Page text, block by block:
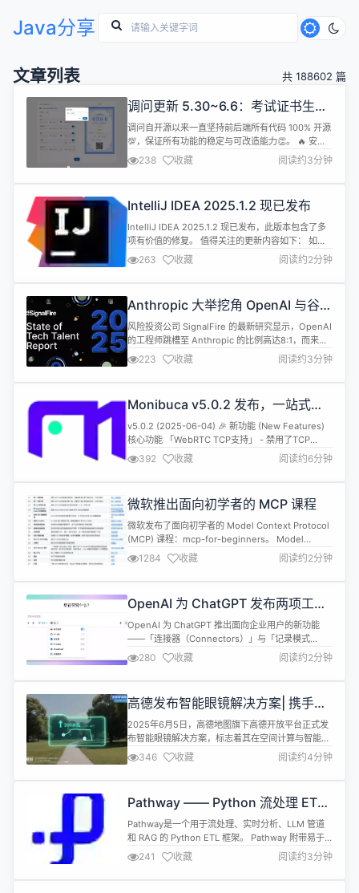
Java分享
文章列表 共 188602 篇
调问更新 5.30~6.6：考试证书生成
+2 项功能新增+6 项功能优化+11
项 BugFix
调问自开源以来一直坚持前后端所有代码 100% 开源
💯，保证所有功能的稳定与可改造能力👏。 🔥 安装
下载地址（安装包）：
https://www.diaowen.net/install/docker 🔥 源码
下载地址：
加了一项实用功能。在考试场景中，考试结束会需要
证书或考试...
238 收藏 阅读约3分钟
IntelliJ IDEA 2025.1.2 现已发布
IntelliJ IDEA 2025.1.2 现已发布，此版本包含了多
项有价值的修复。 值得关注的更新内容如下： 如果
插件定义了具有未解析的 message bundle keys 的
操作，IDE 将不再无法启动，并且现在会提供一份报
告来识别有问题的插件。[IJPL-185981] IDE 不再产
263 收藏 阅读约2分钟
Anthropic 大举挖角 OpenAI 与谷歌
高管
风险投资公司 SignalFire 的最新研究显示，OpenAI
的工程师跳槽至 Anthropic 的比例高达8:1，而来自
谷歌 DeepMind 部门的人才流失情况更为显著，比
例达到11:1。这一趋势表明，Anthropic 不仅在技术
上实力雄厚，更因其对 AI 安全的重视，吸引了众多
功吸引力源于其...
223 收藏 阅读约3分钟
Monibuca v5.0.2 发布，一站式开
源 Go 语言流媒体框架
v5.0.2 (2025-06-04) 🎉 新功能 (New Features)
核心功能 「WebRTC TCP支持」 - 禁用了TCP
WebRTC的重放保护功能，降低了延迟 「配置系统
增强」 - 支持更多配置格式（支持配置项中插入-、_
和大写字母），提升配置灵活性 「原始数据检查」 -
「MP4循环读取」...
392 收藏 阅读约6分钟
微软推出面向初学者的 MCP 课程
微软发布了面向初学者的 Model Context Protocol
(MCP) 课程：mcp-for-beginners。 Model
Context Protocol (MCP) 是一个前沿框架，旨在规
范 AI 模型与客户端应用之间的交互。这个开源课程
提供了结构化的学习路径，配有实用的代码示例和真
1284 收藏 阅读约2分钟
OpenAI 为 ChatGPT 发布两项工作
流功能：「连接器」与「记录模式」
OpenAI 为 ChatGPT 推出面向企业用户的新功能
——「连接器（Connectors）」与「记录模式
（Record Mode）」，旨在增强其在商业环境中的
应用能力。 连接器：用户可以连接并获取实时上下文
信息，同时保留现有的用户级别权限。首批支持的连
接器包括 Outlook、Teams、Google Drive、
Gmail、Linear 等。 记录模式...
280 收藏 阅读约2分钟
高德发布智能眼镜解决方案| 携手
AR 领军企业，引领智慧出行新未来
2025年6月5日，高德地图旗下高德开放平台正式发
布智能眼镜解决方案，标志着其在空间计算与智能穿
戴领域的技术创新迈入新阶段。 作为专业领先的出行
和位置服务解决方案提供商，阿里巴巴集团旗下高德
地图依托AI大模型、北斗高精定位技术，并应用
全球首个集“感知、规划、执行、表达”于一体的全链
路AI导航智能体（...
346 收藏 阅读约4分钟
Pathway —— Python 流处理 ETL
框架
Pathway是一个用于流处理、实时分析、LLM 管道
和 RAG 的 Python ETL 框架。 Pathway 附带易于
使用的 Python API，让你可以无缝集成您常用的
Python 机器学习库。Pathway 代码功能强大且功能
强大：可以在开发和生产环境中使用它，高效处理批
241 收藏 阅读约3分钟